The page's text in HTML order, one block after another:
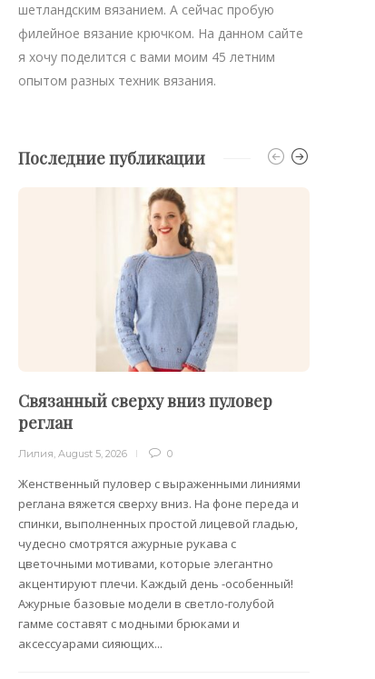
шетландским вязанием. А сейчас пробую
филейное вязание крючком. На данном сайте
я хочу поделится с вами моим 45 летним
опытом разных техник вязания.
Последние публикации
Связанный сверху вниз пуловер
реглан
Лилия ,August 5, 2026 0
Женственный пуловер с выраженными линиями
реглана вяжется сверху вниз. На фоне переда и
спинки, выполненных простой лицевой гладью,
чудесно смотрятся ажурные рукава с
цветочными мотивами, которые элегантно
акцентируют плечи. Каждый день -особенный!
Ажурные базовые модели в светло-голубой
гамме составят с модными брюками и
аксессуарами сияющих...